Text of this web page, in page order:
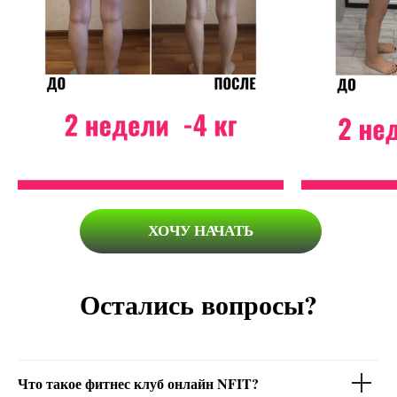
ХОЧУ НАЧАТЬ
Остались вопросы?
Что такое фитнес клуб онлайн NFIT?